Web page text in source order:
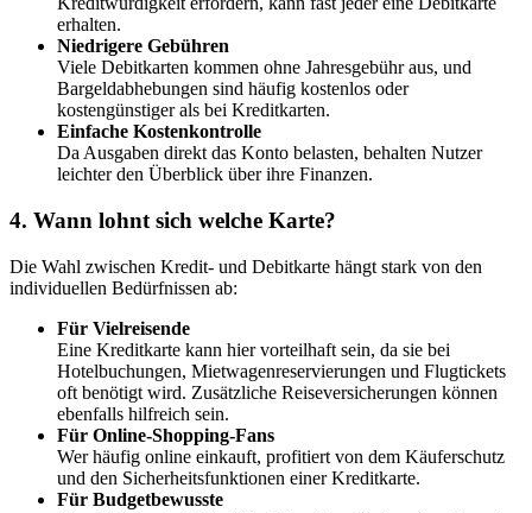
erhalten.
Niedrigere Gebühren
Viele Debitkarten kommen ohne Jahresgebühr aus, und
Bargeldabhebungen sind häufig kostenlos oder
kostengünstiger als bei Kreditkarten.
Einfache Kostenkontrolle
Da Ausgaben direkt das Konto belasten, behalten Nutzer
leichter den Überblick über ihre Finanzen.
4. Wann lohnt sich welche Karte?
Die Wahl zwischen Kredit- und Debitkarte hängt stark von den
individuellen Bedürfnissen ab:
Für Vielreisende
Eine Kreditkarte kann hier vorteilhaft sein, da sie bei
Hotelbuchungen, Mietwagenreservierungen und Flugtickets
oft benötigt wird. Zusätzliche Reiseversicherungen können
ebenfalls hilfreich sein.
Für Online-Shopping-Fans
Wer häufig online einkauft, profitiert von dem Käuferschutz
und den Sicherheitsfunktionen einer Kreditkarte.
Für Budgetbewusste